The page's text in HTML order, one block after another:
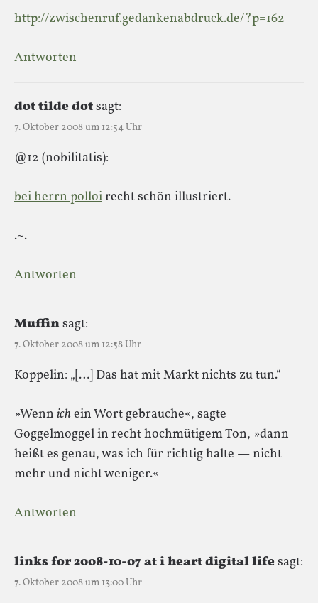
http://zwischenruf.gedankenabdruck.de/?p=162
Antworten
dot tilde dotsagt:
7. Oktober 2008 um 12:54 Uhr
@12 (nobilitatis):
bei herrn polloirecht schön illustriert.
.~.
Antworten
Muffinsagt:
7. Oktober 2008 um 12:58 Uhr
Koppelin: „[…] Das hat mit Markt nichts zu tun.“
»Wenn ichein Wort gebrauche«, sagte
Goggelmoggel in recht hochmütigem Ton, »dann
heißt es genau, was ich für richtig halte — nicht
mehr und nicht weniger.«
Antworten
links for 2008-10-07 at i heart digital lifesagt:
7. Oktober 2008 um 13:00 Uhr